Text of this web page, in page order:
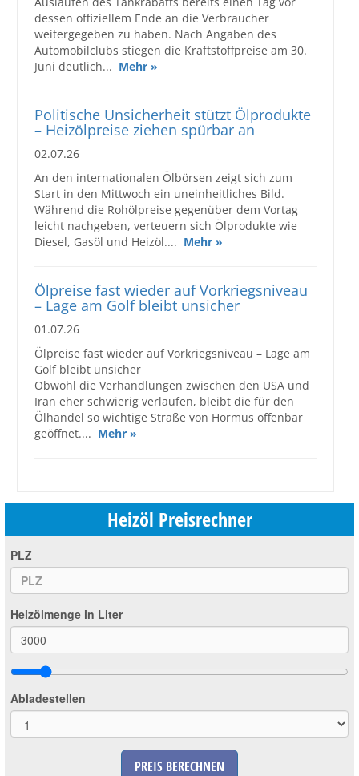
dessen offiziellem Ende an die Verbraucher
weitergegeben zu haben. Nach Angaben des
Automobilclubs stiegen die Kraftstoffpreise am 30.
Juni deutlich... Mehr »
Politische Unsicherheit stützt Ölprodukte
– Heizölpreise ziehen spürbar an
02.07.26
An den internationalen Ölbörsen zeigt sich zum
Start in den Mittwoch ein uneinheitliches Bild.
Während die Rohölpreise gegenüber dem Vortag
leicht nachgeben, verteuern sich Ölprodukte wie
Diesel, Gasöl und Heizöl.... Mehr »
Ölpreise fast wieder auf Vorkriegsniveau
– Lage am Golf bleibt unsicher
01.07.26
Ölpreise fast wieder auf Vorkriegsniveau – Lage am
Golf bleibt unsicher
Obwohl die Verhandlungen zwischen den USA und
Iran eher schwierig verlaufen, bleibt die für den
Ölhandel so wichtige Straße von Hormus offenbar
geöffnet.... Mehr »
Heizöl Preisrechner
PLZ
Heizölmenge in Liter
Abladestellen
PREIS BERECHNEN